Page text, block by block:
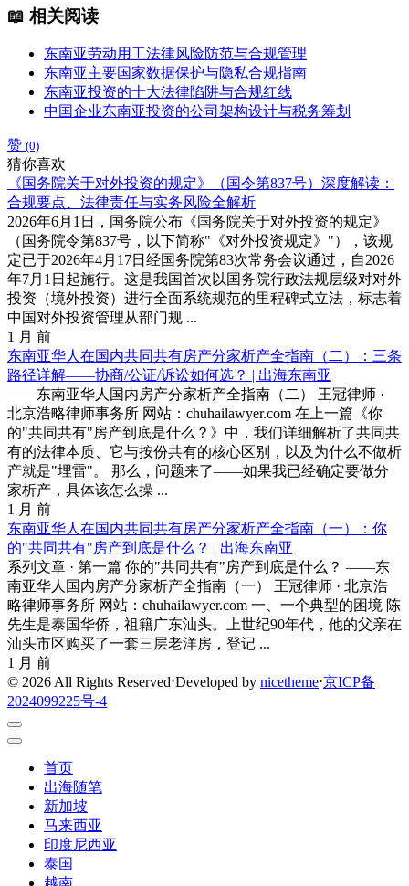
📖 相关阅读
东南亚劳动用工法律风险防范与合规管理
东南亚主要国家数据保护与隐私合规指南
东南亚投资的十大法律陷阱与合规红线
中国企业东南亚投资的公司架构设计与税务筹划
赞 (0)
猜你喜欢
《国务院关于对外投资的规定》（国令第837号）深度解读：
合规要点、法律责任与实务风险全解析
2026年6月1日，国务院公布《国务院关于对外投资的规定》
（国务院令第837号，以下简称"《对外投资规定》"），该规
定已于2026年4月17日经国务院第83次常务会议通过，自2026
年7月1日起施行。这是我国首次以国务院行政法规层级对对外
投资（境外投资）进行全面系统规范的里程碑式立法，标志着
中国对外投资管理从部门规 ...
1 月 前
东南亚华人在国内共同共有房产分家析产全指南（二）：三条
路径详解——协商/公证/诉讼如何选？ | 出海东南亚
——东南亚华人国内房产分家析产全指南（二） 王冠律师 ·
北京浩略律师事务所 网站：chuhailawyer.com 在上一篇《你
的"共同共有"房产到底是什么？》中，我们详细解析了共同共
有的法律本质、它与按份共有的核心区别，以及为什么不做析
产就是"埋雷"。 那么，问题来了——如果我已经确定要做分
家析产，具体该怎么操 ...
1 月 前
东南亚华人在国内共同共有房产分家析产全指南（一）：你
的"共同共有"房产到底是什么？ | 出海东南亚
系列文章 · 第一篇 你的"共同共有"房产到底是什么？ ——东
南亚华人国内房产分家析产全指南（一） 王冠律师 · 北京浩
略律师事务所 网站：chuhailawyer.com 一、一个典型的困境 陈
先生是泰国华侨，祖籍广东汕头。上世纪90年代，他的父亲在
汕头市区购买了一套三层老洋房，登记 ...
1 月 前
© 2026 All Rights Reserved⋅Developed by nicetheme⋅京ICP备
2024099225号-4
首页
出海随笔
新加坡
马来西亚
印度尼西亚
泰国